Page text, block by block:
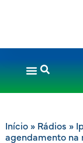
Início» Rádios »
agendamento na